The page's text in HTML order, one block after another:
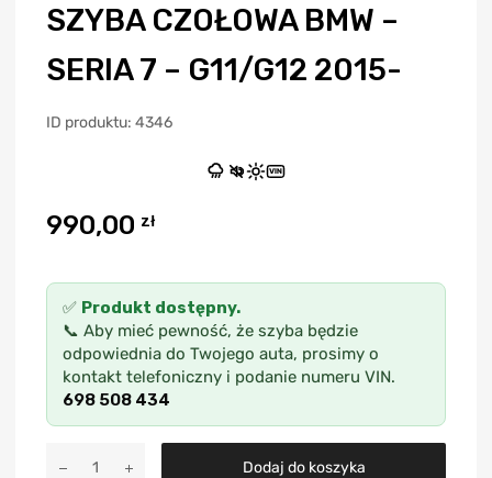
SZYBA CZOŁOWA BMW –
SERIA 7 – G11/G12 2015-
ID produktu: 4346
VIN
990,00 zł
✅ Produkt dostępny.
📞 Aby mieć pewność, że szyba będzie
odpowiednia do Twojego auta, prosimy o
kontakt telefoniczny i podanie numeru VIN.
698 508 434
Dodaj do koszyka